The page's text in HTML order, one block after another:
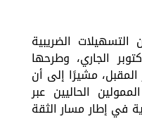
الضريبية
الجاري، وطرحها
مشيرًا إلى أن
الحاليين عبر
في إطار مسار الثقة